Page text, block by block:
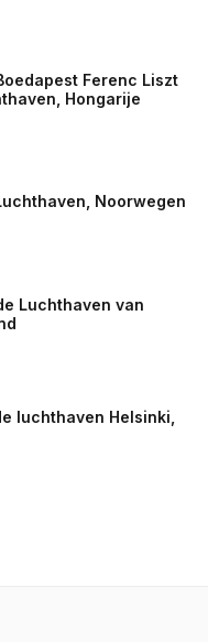
Ferenc Liszt
Hongarije
Noorwegen
Luchthaven van
luchthaven Helsinki,